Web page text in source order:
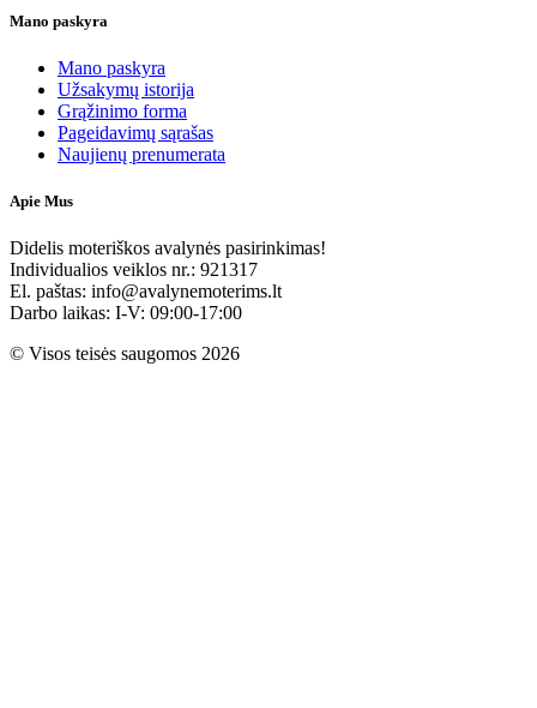
Mano paskyra
Mano paskyra
Užsakymų istorija
Grąžinimo forma
Pageidavimų sąrašas
Naujienų prenumerata
Apie Mus
Didelis moteriškos avalynės pasirinkimas!
Individualios veiklos nr.: 921317
El. paštas: info@avalynemoterims.lt
Darbo laikas: I-V: 09:00-17:00
© Visos teisės saugomos 2026